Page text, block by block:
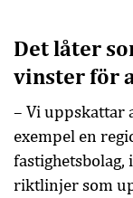
Det låter
vinster för
– Vi uppskattar
exempel en
fastighetsbolag,
riktlinjer som